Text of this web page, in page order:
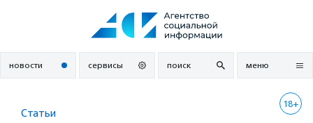
новости сервисы поиск меню
18+
Статьи